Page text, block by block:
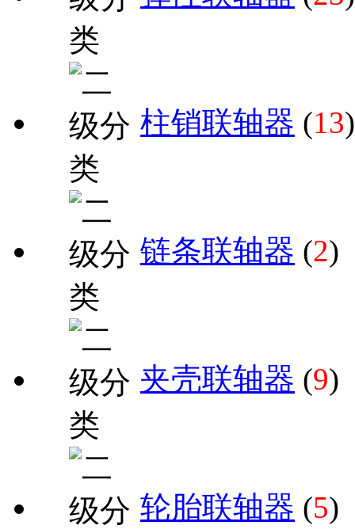
柱销联轴器 (13)
链条联轴器 (2)
夹壳联轴器 (9)
轮胎联轴器 (5)